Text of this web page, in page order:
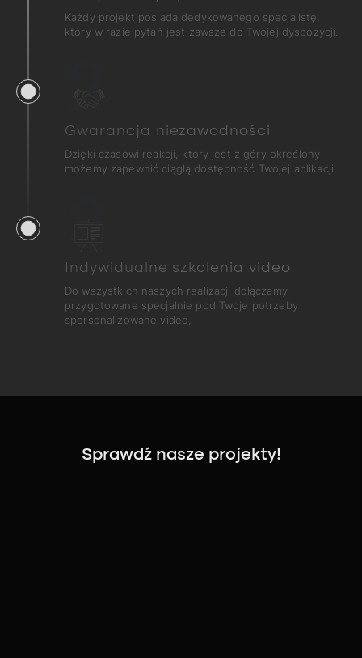
Każdy projekt posiada dedykowanego specjalistę,
który w razie pytań jest zawsze do Twojej dyspozycji.
Gwarancja niezawodności
Dzięki czasowi reakcji, który jest z góry określony
możemy zapewnić ciągłą dostępność Twojej aplikacji.
Indywidualne szkolenia video
Do wszystkich naszych realizacji dołączamy
przygotowane specjalnie pod Twoje potrzeby
spersonalizowane video,
Sprawdź nasze projekty!